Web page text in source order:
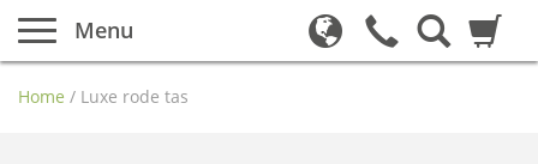
Menu
Home / Luxe rode tas